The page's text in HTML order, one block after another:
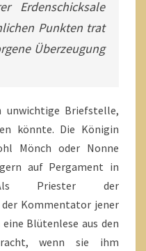
Erdenschicksale
Punkten trat
Überzeugung
Briefstelle,
könnte. Die Königin
Mönch oder Nonne
auf Pergament in
Priester der
Kommentator jener
Blütenlese aus den
wenn sie ihm